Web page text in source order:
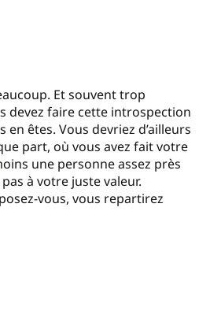
Et souvent trop
devez faire cette introspection
en êtes. Vous devriez d’ailleurs
part, où vous avez fait votre
une personne assez près
à votre juste valeur.
vous, vous repartirez